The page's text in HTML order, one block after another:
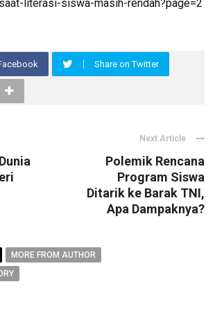
literasi-siswa-masih-rendah?page=2
Share on Twitter
Next Article
Polemik Rencana
Program Siswa
Ditarik ke Barak TNI,
Apa Dampaknya?
MORE FROM AUTHOR